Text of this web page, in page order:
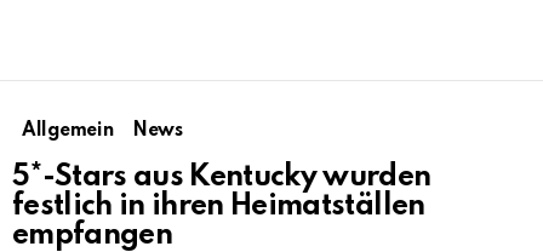
Allgemein News
5*-Stars aus Kentucky wurden
festlich in ihren Heimatställen
empfangen